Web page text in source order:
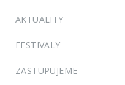
AKTUALITY
FESTIVALY
ZASTUPUJEME